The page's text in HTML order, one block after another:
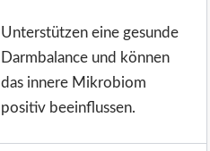
Unterstützen eine gesunde
Darmbalance und können
das innere Mikrobiom
positiv beeinflussen.